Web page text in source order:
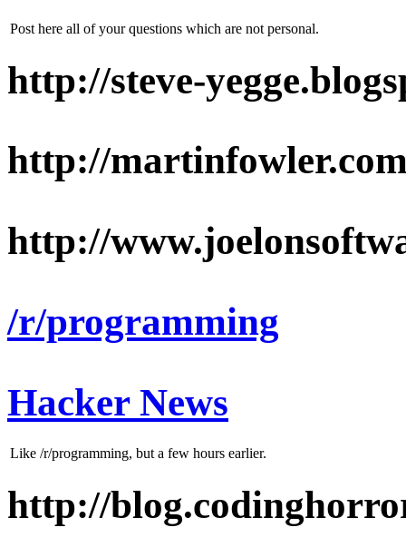
Post here all of your questions which are not personal.
http://steve-
http://
http://
/r/programming
Hacker News
Like /r/programming, but a few hours earlier.
http://